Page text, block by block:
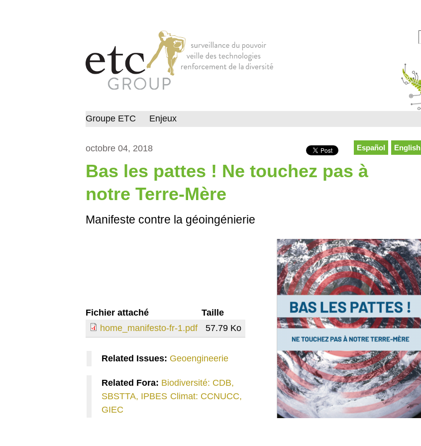
English
Español
octobre 04, 2018
Bas les pattes ! Ne touchez pas à
notre Terre-Mère
Manifeste contre la géoingénierie
Fichier attaché
Taille
home_manifesto-fr-1.pdf
57.79 Ko
Related Issues: Geoengineerie
Related Fora: Biodiversité: CDB,
SBSTTA, IPBES Climat: CCNUCC,
GIEC
Groupe ETC Enjeux